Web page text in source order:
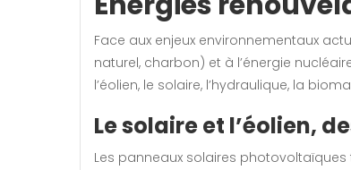
Face aux enjeux environnementaux
naturel, charbon) et à l’énergie
l’éolien, le solaire, l’hydraulique, la
Le solaire et l’éolien,
Les panneaux solaires